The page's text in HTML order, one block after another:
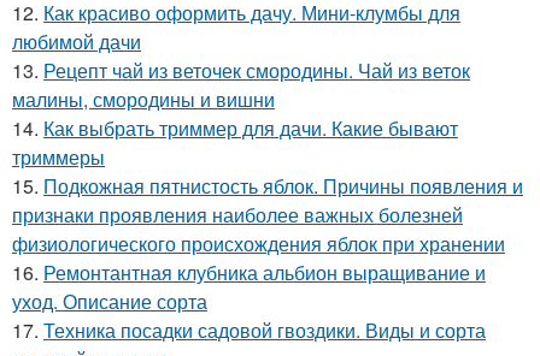
12. Как красиво оформить дачу. Мини-клумбы для
любимой дачи
13. Рецепт чай из веточек смородины. Чай из веток
малины, смородины и вишни
14. Как выбрать триммер для дачи. Какие бывают
триммеры
15. Подкожная пятнистость яблок. Причины появления и
признаки проявления наиболее важных болезней
физиологического происхождения яблок при хранении
16. Ремонтантная клубника альбион выращивание и
уход. Описание сорта
17. Техника посадки садовой гвоздики. Виды и сорта